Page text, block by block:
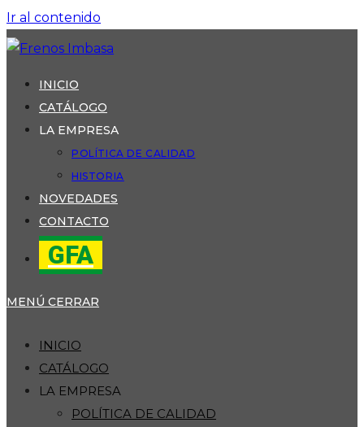
Ir al contenido
INICIO
CATÁLOGO
LA EMPRESA
POLÍTICA DE CALIDAD
HISTORIA
NOVEDADES
CONTACTO
GFA
MENÚ CERRAR
INICIO
CATÁLOGO
LA EMPRESA
POLÍTICA DE CALIDAD